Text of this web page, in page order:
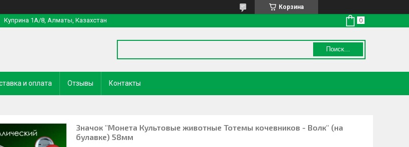
Корзина
Куприна 1A/8, Алматы, Казахстан
Поиск...
и оплата Отзывы Контакты
Значок "Монета Культовые животные Тотемы кочевников - Волк" (на
булавке) 58мм